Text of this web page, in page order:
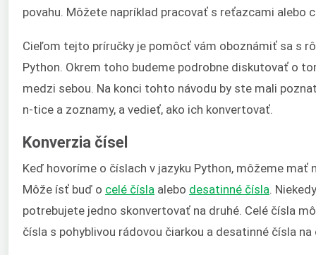
povahu. Môžete napríklad pracovať s reťazcami alebo
Cieľom tejto príručky je pomôcť vám oboznámiť sa s
Python. Okrem toho budeme podrobne diskutovať o
medzi sebou. Na konci tohto návodu by ste mali
n-tice a zoznamy, a vedieť, ako ich konvertovať.
Konverzia čísel
Keď hovoríme o číslach v jazyku Python, môžeme
Môže ísť buď o celé čísla alebo desatinné čísla .
potrebujete jedno skonvertovať na druhé. Celé čísla
čísla s pohyblivou rádovou čiarkou a desatinné čísla na